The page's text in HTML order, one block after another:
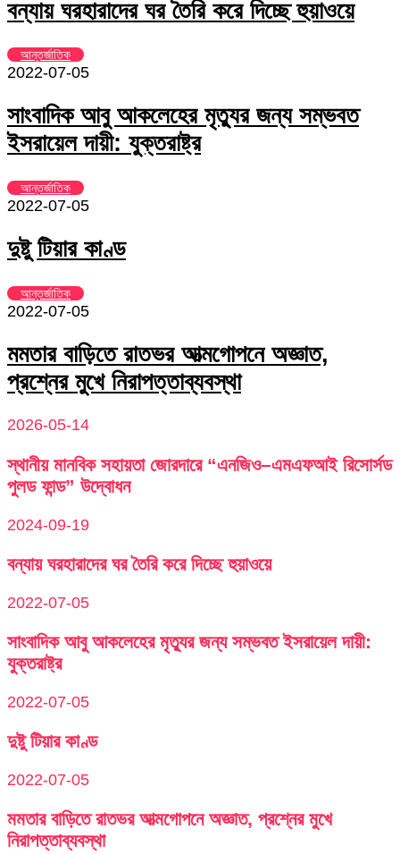
বন্যায় ঘরহারাদের ঘর তৈরি করে দিচ্ছে হুয়াওয়ে
আন্তর্জাতিক
2022-07-05
সাংবাদিক আবু আকলেহের মৃত্যুর জন্য সম্ভবত
ইসরায়েল দায়ী: যুক্তরাষ্ট্র
আন্তর্জাতিক
2022-07-05
দুষ্টু টিয়ার কাণ্ড
আন্তর্জাতিক
2022-07-05
মমতার বাড়িতে রাতভর আত্মগোপনে অজ্ঞাত,
প্রশ্নের মুখে নিরাপত্তাব্যবস্থা
2026-05-14
স্থানীয় মানবিক সহায়তা জোরদারে “এনজিও–এমএফআই রিসোর্সড
পুলড ফান্ড” উদ্বোধন
2024-09-19
বন্যায় ঘরহারাদের ঘর তৈরি করে দিচ্ছে হুয়াওয়ে
2022-07-05
সাংবাদিক আবু আকলেহের মৃত্যুর জন্য সম্ভবত ইসরায়েল দায়ী:
যুক্তরাষ্ট্র
2022-07-05
দুষ্টু টিয়ার কাণ্ড
2022-07-05
মমতার বাড়িতে রাতভর আত্মগোপনে অজ্ঞাত, প্রশ্নের মুখে
নিরাপত্তাব্যবস্থা